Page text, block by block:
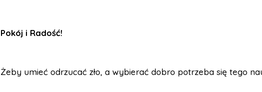
Pokój i Radość!
Żeby umieć odrzucać zło, a wybierać dobro potrzeba się tego